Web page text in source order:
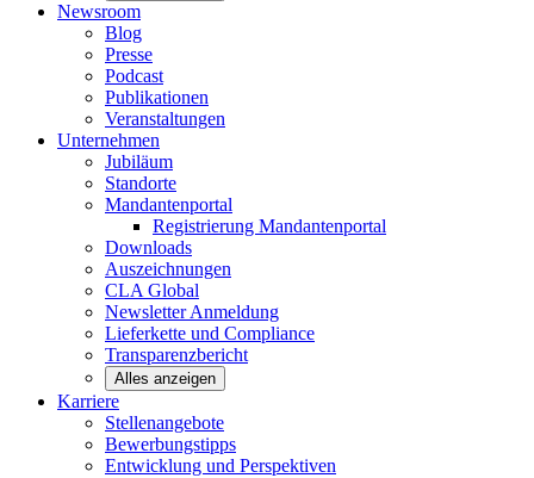
Newsroom
Blog
Presse
Podcast
Publikationen
Veranstaltungen
Unternehmen
Jubiläum
Standorte
Mandantenportal
Registrierung Mandantenportal
Downloads
Auszeichnungen
CLAGlobal
NewsletterAnmeldung
Lieferkette und Compliance
Transparenzbericht
Alles anzeigen
Karriere
Stellenangebote
Bewerbungstipps
Entwicklung und Perspektiven